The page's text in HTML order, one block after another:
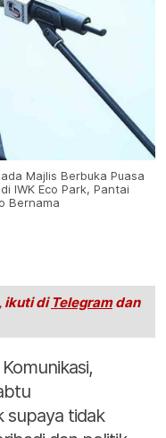
Majlis Berbuka Puasa
IWK Eco Park, Pantai
Bernama
ikuti di Telegramdan
supaya tidak